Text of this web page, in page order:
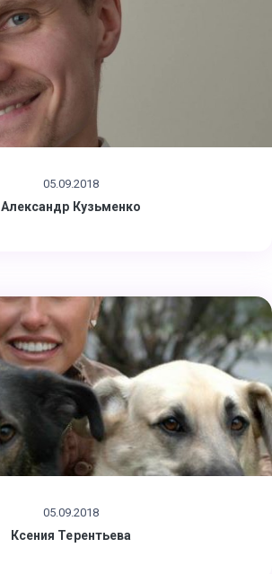
05.09.2018
Александр Кузьменко
05.09.2018
Ксения Терентьева